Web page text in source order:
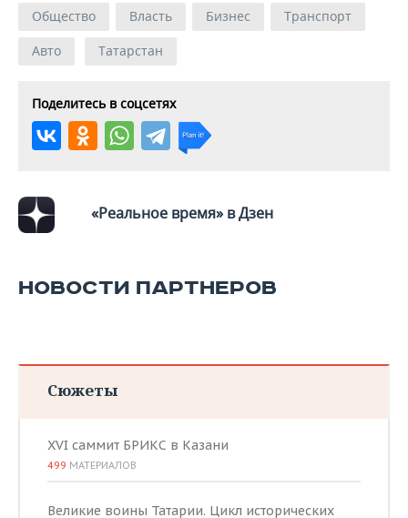
Общество Власть Бизнес
Транспорт
Авто
Татарстан
Поделитесь в соцсетях
«Реальное время» в Дзен
НОВОСТИ ПАРТНЕРОВ
Сюжеты
XVI саммит БРИКС в Казани
499 МАТЕРИАЛОВ
Великие воины Татарии. Цикл исторических